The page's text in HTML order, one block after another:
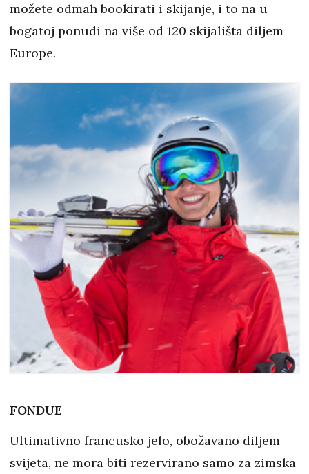
možete odmah bookirati i skijanje, i to na u
bogatoj ponudi na više od 120 skijališta diljem
Europe.
FONDUE
Ultimativno francusko jelo, obožavano diljem
svijeta, ne mora biti rezervirano samo za zimska